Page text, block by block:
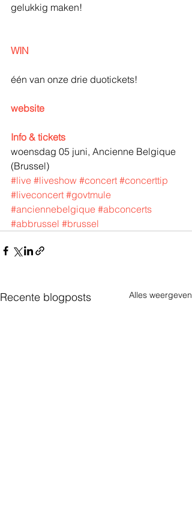
gelukkig maken!
WIN
één van onze drie duotickets!
website
Info & tickets
woensdag 05 juni, Ancienne Belgique
(Brussel)
#live #liveshow #concert #concerttip
#liveconcert #govtmule
#anciennebelgique #abconcerts
#abbrussel #brussel
Recente blogposts Alles weergeven